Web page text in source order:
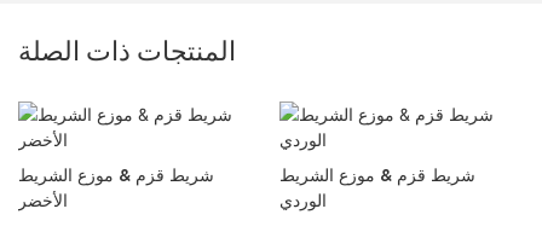
المنتجات ذات الصلة
شريط قزم & موزع الشريط
الأخضر
شريط قزم & موزع الشريط
الوردي